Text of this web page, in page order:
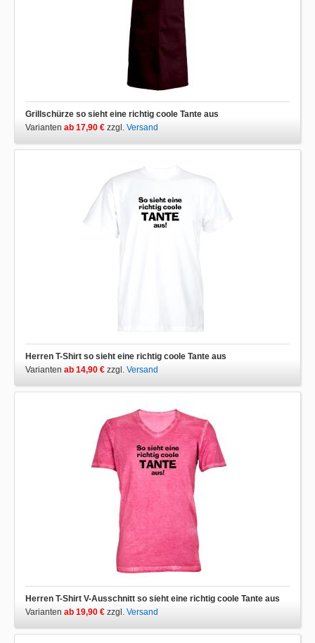
Grillschürze so sieht eine richtig coole Tante aus
Varianten ab 17,90 € zzgl. Versand
Herren T-Shirt so sieht eine richtig coole Tante aus
Varianten ab 14,90 € zzgl. Versand
Herren T-Shirt V-Ausschnitt so sieht eine richtig coole Tante aus
Varianten ab 19,90 € zzgl. Versand